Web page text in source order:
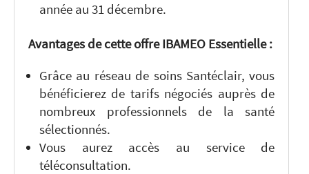
année au 31 décembre.
Avantages de cette offre IBAMEO Essentielle :
Grâce au réseau de soins Santéclair, vous
bénéficierez de tarifs négociés auprès de
nombreux professionnels de la santé
sélectionnés.
Vous aurez accès au service de
téléconsultation.